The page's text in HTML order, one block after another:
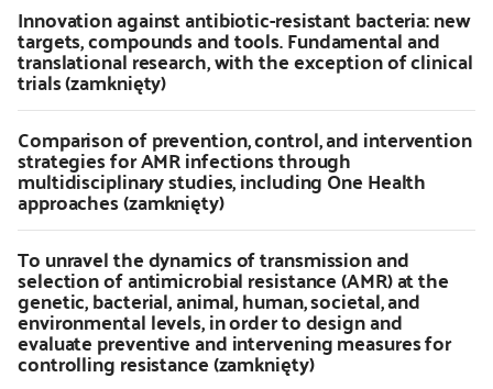
Innovation against antibiotic-resistant bacteria: new
targets, compounds and tools. Fundamental and
translational research, with the exception of clinical
trials (zamknięty)
Comparison of prevention, control, and intervention
strategies for AMR infections through
multidisciplinary studies, including One Health
approaches (zamknięty)
To unravel the dynamics of transmission and
selection of antimicrobial resistance (AMR) at the
genetic, bacterial, animal, human, societal, and
environmental levels, in order to design and
evaluate preventive and intervening measures for
controlling resistance (zamknięty)